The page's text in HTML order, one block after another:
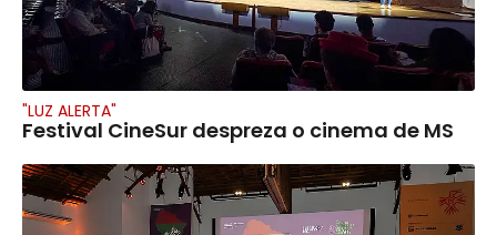
"LUZ ALERTA"
Festival CineSur despreza o cinema de MS